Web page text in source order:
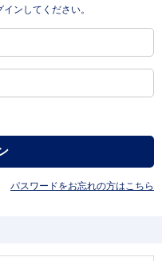
ンしてください。
パスワードをお忘れの方はこちら